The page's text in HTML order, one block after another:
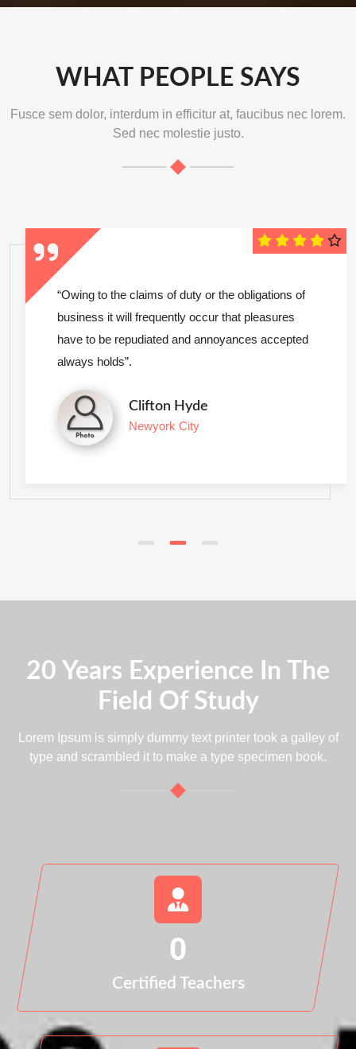
WHAT PEOPLE SAYS
Fusce sem dolor, interdum in efficitur at, faucibus nec lorem.
Sed nec molestie justo.
“Owing to the claims of duty or the obligations of
business it will frequently occur that pleasures
have to be repudiated and annoyances accepted
always holds”.
Clifton Hyde
Newyork City
20 Years Experience In The
Field Of Study
Lorem Ipsum is simply dummy text printer took a galley of
type and scrambled it to make a type specimen book.
0
Certified Teachers